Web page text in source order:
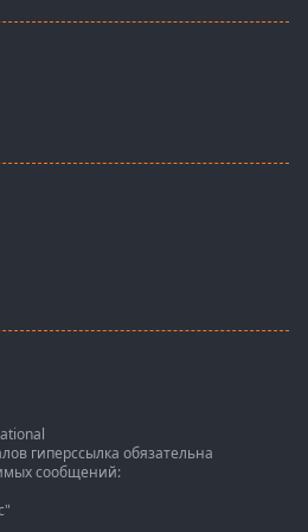
гиперссылка обязательна
сообщений: